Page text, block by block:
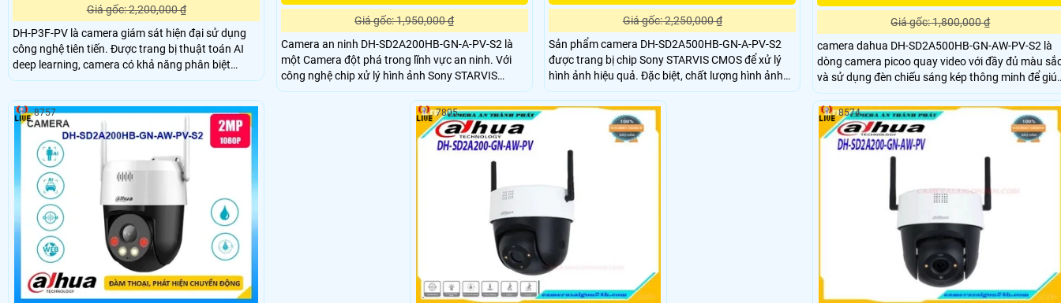
Giá gốc: 2,200,000 ₫
DH-P3F-PV là camera giám sát hiện đại sử dụng
công nghệ tiên tiến. Được trang bị thuật toán AI
deep learning, camera có khả năng phân biệt
người và phương tiện một cách chính xác. Với kết
ban đêm bằng đèn LeD trợ sáng
Giá gốc: 1,950,000 ₫
Camera an ninh DH-SD2A200HB-GN-A-PV-S2 là
một Camera đột phá trong lĩnh vực an ninh. Với
công nghệ chip xử lý hình ảnh Sony STARVIS
CMOS, camera này mang đến cho người dùng
chất lượng hình ảnh sắc nét và chân thực. Đặc
biệt, khả năng xem ban đêm Full Color trong
khoảng cách 30m là điểm nhấn đáng chú ý của
Giá gốc: 2,250,000 ₫
Sản phẩm camera DH-SD2A500HB-GN-A-PV-S2
được trang bị chip Sony STARVIS CMOS để xử lý
hình ảnh hiệu quả. Đặc biệt, chất lượng hình ảnh
ban đêm với khả năng Full Color lên đến 30m, cho
hình ảnh sắc nét và màu sắc tự nhiên. Với độ sắc
nét cao Ultra 4k lite, Camera này cung cấp độ chi
Giá gốc: 1,800,000 ₫
camera dahua DH-SD2A500HB-GN-AW-PV-S2 là
dòng camera picoo quay video với đầy đủ màu
và sử dụng đèn chiếu sáng kép thông minh để
tạo ra hình ảnh sống động giúp dễ dàng để có
được thông tin về các sự kiện và giảm nhiễu ánh
sáng. DH-SD2A500HB-GN-AW-PV-S2 có thể được
sử dụng trong nhiều môi trường giám sát khác
nhau đem lại sự hiệu quả tối ưu
8757 7805 8574